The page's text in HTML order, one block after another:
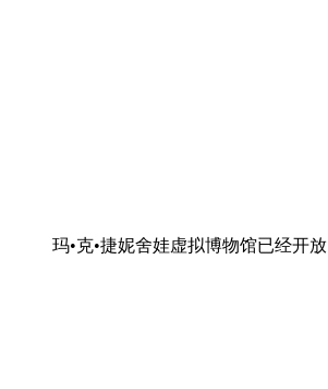
玛•克•捷妮舍娃虚拟博物馆已经开放